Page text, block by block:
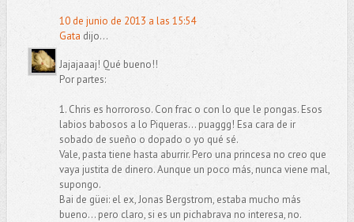
10 de junio de 2013 a las 15:54
Gata dijo...
Jajajaaaj! Qué bueno!!
Por partes:
1. Chris es horroroso. Con frac o con lo que le pongas. Esos
labios babosos a lo Piqueras... puaggg! Esa cara de ir
sobado de sueño o dopado o yo qué sé.
Vale, pasta tiene hasta aburrir. Pero una princesa no creo que
vaya justita de dinero. Aunque un poco más, nunca viene mal,
supongo.
Bai de güei: el ex, Jonas Bergstrom, estaba mucho más
bueno... pero claro, si es un pichabrava no interesa, no.